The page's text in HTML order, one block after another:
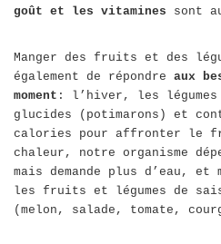
goût et les vitamines sont
Manger des fruits et des
également de répondre aux
moment : l’hiver, les
glucides (potimarons) et
calories pour affronter le
chaleur, notre organisme
mais demande plus d’eau,
les fruits et légumes de
(melon, salade, tomate,